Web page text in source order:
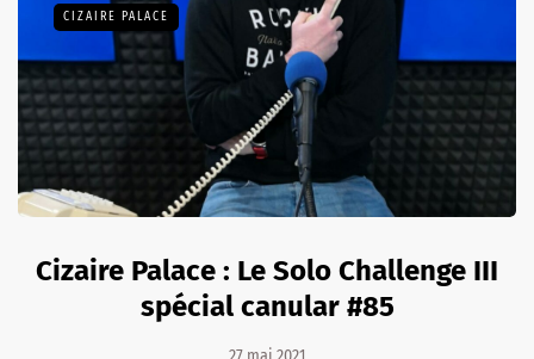
CIZAIRE PALACE
Cizaire Palace : Le Solo Challenge III
spécial canular #85